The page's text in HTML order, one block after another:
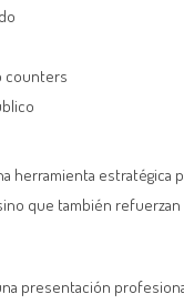
counters
herramienta estratégica
que también
presentación